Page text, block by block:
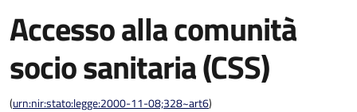
Accesso alla comunità
socio sanitaria (CSS)
(urn:nir:stato:legge:2000-11-08;328~art6)